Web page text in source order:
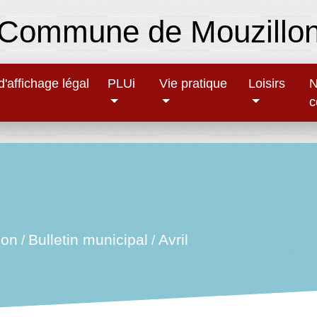
de
légal PLUi Vie pratique Loisirs
/ Bulletin municipal / Avril